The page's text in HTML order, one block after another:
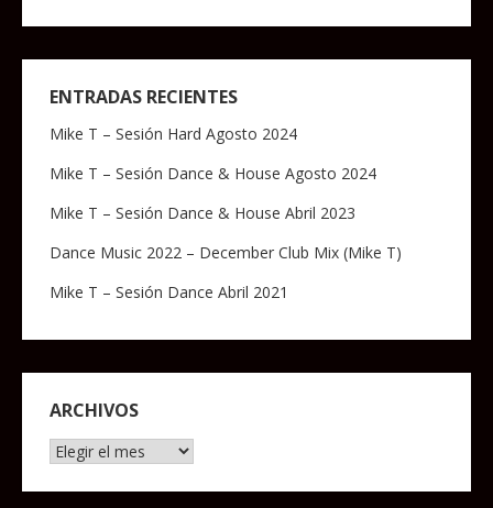
ENTRADAS RECIENTES
Mike T – Sesión Hard Agosto 2024
Mike T – Sesión Dance & House Agosto 2024
Mike T – Sesión Dance & House Abril 2023
Dance Music 2022 – December Club Mix (Mike T)
Mike T – Sesión Dance Abril 2021
ARCHIVOS
Archivos